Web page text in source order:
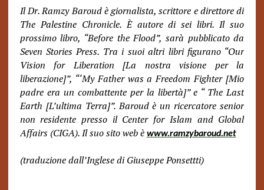
Il Dr. Ramzy Baroud è giornalista, scrittore e direttore di
The Palestine Chronicle. È autore di sei libri. Il suo
prossimo libro, “Before the Flood”, sarà pubblicato da
Seven Stories Press. Tra i suoi altri libri figurano “Our
Vision for Liberation [La nostra visione per la
liberazione]”, “‘My Father was a Freedom Fighter[Mio
padre era un combattente per la libertà]” e “The Last
Earth [L’ultima Terra]”. Baroud è un ricercatore senior
non residente presso il Center for Islam and Global
Affairs (CIGA). Il suo sito web è www.ramzybaroud.net
(traduzione dall’Inglese di Giuseppe Ponsettti)